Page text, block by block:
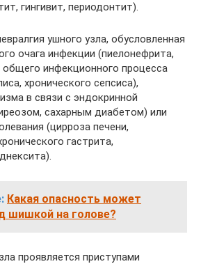
гингивит, периодонтит).
ушного узла, обусловленная
очага инфекции (пиелонефрита,
общего инфекционного процесса
хронического сепсиса),
в связи с эндокринной
сахарным диабетом) или
(цирроза печени,
гастрита,
Какая опасность может
шишкой на голове?
проявляется приступами